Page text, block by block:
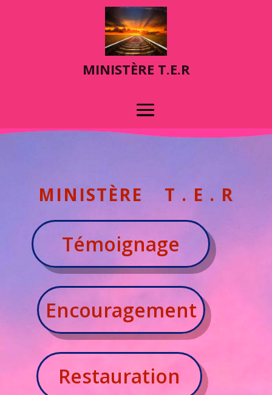
MINISTÈRE T.E.R
MINISTÈRE T . E . R
Témoignage
Encouragement
Restauration